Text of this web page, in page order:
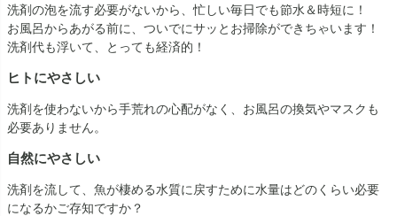
洗剤の泡を流す必要がないから、忙しい毎日でも節水＆時短に！
お風呂からあがる前に、ついでにサッとお掃除ができちゃいます！
洗剤代も浮いて、とっても経済的！
ヒトにやさしい
洗剤を使わないから手荒れの心配がなく、お風呂の換気やマスクも
必要ありません。
自然にやさしい
洗剤を流して、魚が棲める水質に戻すために水量はどのくらい必要
になるかご存知ですか？